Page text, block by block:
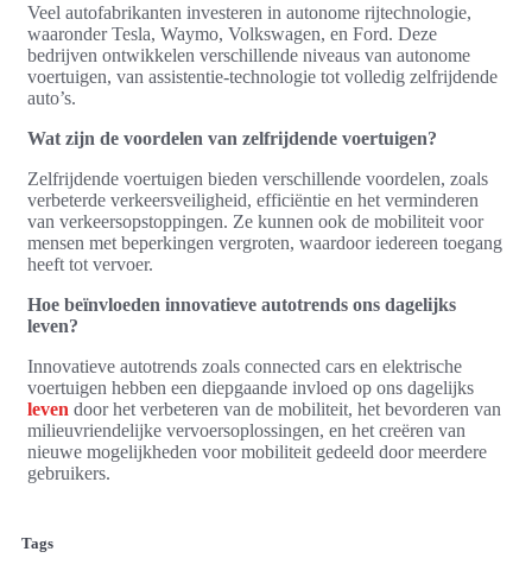
Veel autofabrikanten investeren in autonome rijtechnologie,
waaronder Tesla, Waymo, Volkswagen, en Ford. Deze
bedrijven ontwikkelen verschillende niveaus van autonome
voertuigen, van assistentie-technologie tot volledig zelfrijdende
auto’s.
Wat zijn de voordelen van zelfrijdende voertuigen?
Zelfrijdende voertuigen bieden verschillende voordelen, zoals
verbeterde verkeersveiligheid, efficiëntie en het verminderen
van verkeersopstoppingen. Ze kunnen ook de mobiliteit voor
mensen met beperkingen vergroten, waardoor iedereen toegang
heeft tot vervoer.
Hoe beïnvloeden innovatieve autotrends ons dagelijks
leven?
Innovatieve autotrends zoals connected cars en elektrische
voertuigen hebben een diepgaande invloed op ons dagelijks
leven door het verbeteren van de mobiliteit, het bevorderen van
milieuvriendelijke vervoersoplossingen, en het creëren van
nieuwe mogelijkheden voor mobiliteit gedeeld door meerdere
gebruikers.
Tags